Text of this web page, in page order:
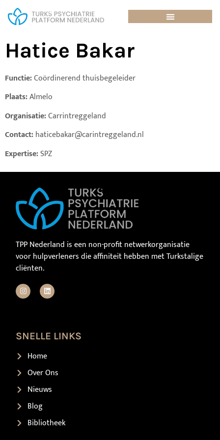
Hatice Bakar
Functie:Coördinerend thuisbegeleider
Plaats:Almelo
Organisatie:Carrintreggeland
Contact:haticebakar@carintreggeland.nl
Expertise:SPZ
TPP Nederland is een non-profit netwerkorganisatie
voor hulpverleners die affiniteit hebben met Turkstalige
cliënten.
SNELLE LINKS
Home
Over Ons
Nieuws
Blog
Bibliotheek